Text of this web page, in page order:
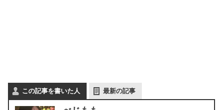
この記事を書いた人 最新の記事